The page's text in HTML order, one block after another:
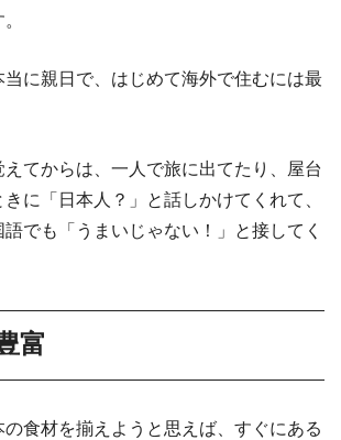
当に親日で、はじめて海外で住むには最
てからは、一人で旅に出てたり、屋台
に「日本人？」と話しかけてくれて、
でも「うまいじゃない！」と接してく
富
食材を揃えようと思えば、すぐにある